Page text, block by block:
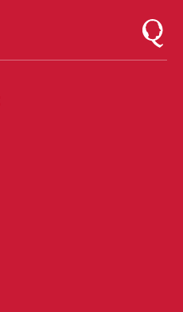
Logo